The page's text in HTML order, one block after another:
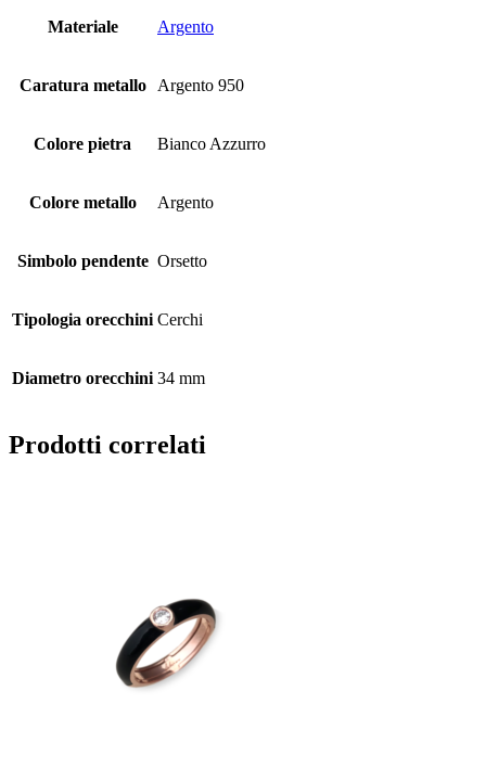
Materiale Argento
Caratura metallo Argento 950
Colore pietra Bianco Azzurro
Colore metallo Argento
Simbolo pendente Orsetto
Tipologia orecchini Cerchi
Diametro orecchini 34 mm
Prodotti correlati